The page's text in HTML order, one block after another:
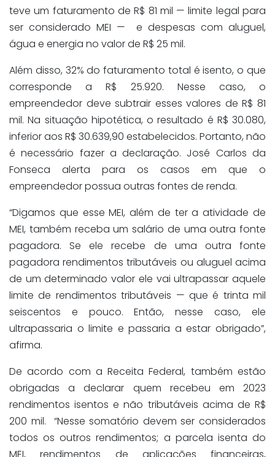
teve um faturamento de R$ 81 mil — limite legal para
ser considerado MEI — e despesas com aluguel,
água e energia no valor de R$ 25 mil.
Além disso, 32% do faturamento total é isento, o que
corresponde a R$ 25.920. Nesse caso, o
empreendedor deve subtrair esses valores de R$ 81
mil. Na situação hipotética, o resultado é R$ 30.080,
inferior aos R$ 30.639,90 estabelecidos. Portanto, não
é necessário fazer a declaração. José Carlos da
Fonseca alerta para os casos em que o
empreendedor possua outras fontes de renda.
“Digamos que esse MEI, além de ter a atividade de
MEI, também receba um salário de uma outra fonte
pagadora. Se ele recebe de uma outra fonte
pagadora rendimentos tributáveis ou aluguel acima
de um determinado valor ele vai ultrapassar aquele
limite de rendimentos tributáveis — que é trinta mil
seiscentos e pouco. Então, nesse caso, ele
ultrapassaria o limite e passaria a estar obrigado”,
afirma.
De acordo com a Receita Federal, também estão
obrigadas a declarar quem recebeu em 2023
rendimentos isentos e não tributáveis acima de R$
200 mil. “Nesse somatório devem ser considerados
todos os outros rendimentos; a parcela isenta do